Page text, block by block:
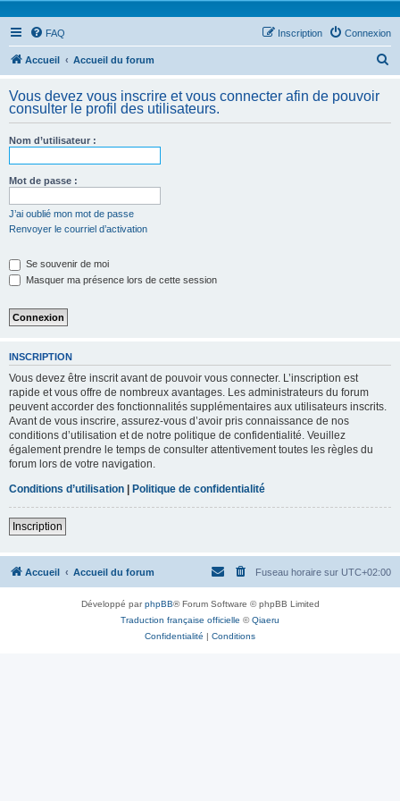
FAQ Connexion
Inscription
Accueil Accueil du forum
h
Vous devez vous inscrire et vous connecter afin de pouvoir
consulter le profil des utilisateurs.
Nom d’utilisateur :
Mot de passe :
J’ai oublié mon mot de passe
Renvoyer le courriel d’activation
Se souvenir de moi
Masquer ma présence lors de cette session
INSCRIPTION
Vous devez être inscrit avant de pouvoir vous connecter. L’inscription est
rapide et vous offre de nombreux avantages. Les administrateurs du forum
peuvent accorder des fonctionnalités supplémentaires aux utilisateurs inscrits.
Avant de vous inscrire, assurez-vous d’avoir pris connaissance de nos
conditions d’utilisation et de notre politique de confidentialité. Veuillez
également prendre le temps de consulter attentivement toutes les règles du
forum lors de votre navigation.
Conditions d’utilisation | Politique de confidentialité
Inscription
Accueil Accueil du forum Fuseau horaire sur UTC+02:00
Développé parphpBB® Forum Software © phpBB Limited
Traduction française officielle ©Qiaeru
Confidentialité | Conditions